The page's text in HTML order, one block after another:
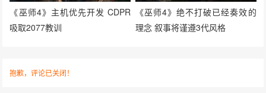
《巫师4》主机优先开发 CDPR
吸取2077教训
《巫师4》绝不打破已经奏效的
理念 叙事将谨遵3代风格
抱歉，评论已关闭！